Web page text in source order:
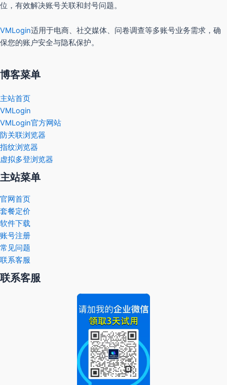
位，有效解决账号关联和封号问题。
VMLogin适用于电商、社交媒体、问卷调查等多账号业务需求，确
保您的账户安全与隐私保护。
博客菜单
主站首页
VMLogin
VMLogin官方网站
防关联浏览器
指纹浏览器
虚拟多登浏览器
主站菜单
官网首页
套餐定价
软件下载
账号注册
常见问题
联系客服
联系客服